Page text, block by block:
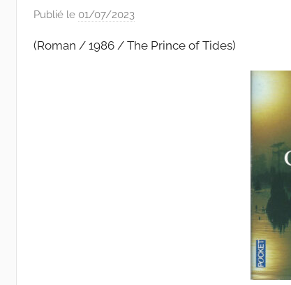
Publié le 01/07/2023
r
(Roman / 1986 / The Prince of Tides)